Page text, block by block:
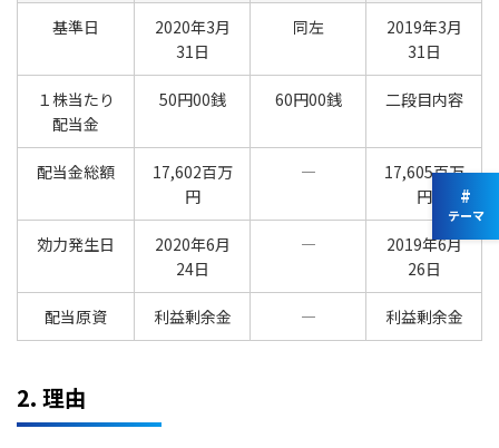
基準日
2020年3月
31日
同左
2019年3月
31日
１株当たり
配当金
50円00銭 60円00銭 二段目内容
配当金総額
17,602百万
円
―
17,605百万
円
効力発生日
2020年6月
24日
―
2019年6月
26日
配当原資 利益剰余金 ― 利益剰余金
2. 理由
#
テーマ